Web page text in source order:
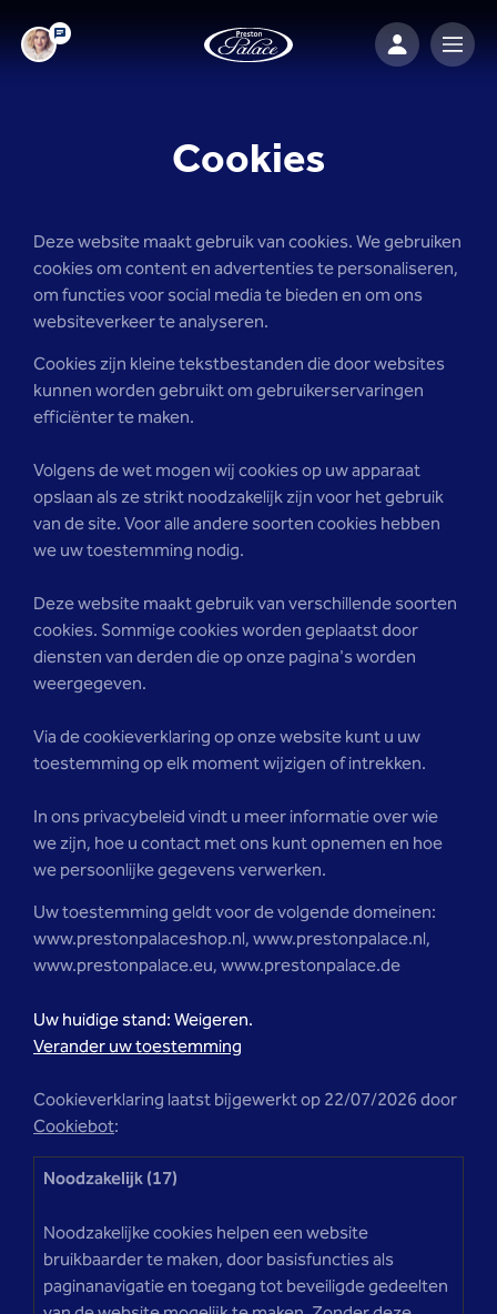
Cookies
Deze website maakt gebruik van cookies. We gebruiken
cookies om content en advertenties te personaliseren,
om functies voor social media te bieden en om ons
websiteverkeer te analyseren.
Cookies zijn kleine tekstbestanden die door websites
kunnen worden gebruikt om gebruikerservaringen
efficiënter te maken.
Volgens de wet mogen wij cookies op uw apparaat
opslaan als ze strikt noodzakelijk zijn voor het gebruik
van de site. Voor alle andere soorten cookies hebben
we uw toestemming nodig.
Deze website maakt gebruik van verschillende soorten
cookies. Sommige cookies worden geplaatst door
diensten van derden die op onze pagina's worden
weergegeven.
Via de cookieverklaring op onze website kunt u uw
toestemming op elk moment wijzigen of intrekken.
In ons privacybeleid vindt u meer informatie over wie
we zijn, hoe u contact met ons kunt opnemen en hoe
we persoonlijke gegevens verwerken.
Uw toestemming geldt voor de volgende domeinen:
www.prestonpalaceshop.nl, www.prestonpalace.nl,
www.prestonpalace.eu, www.prestonpalace.de
Uw huidige stand: Weigeren.
Verander uw toestemming
Cookieverklaring laatst bijgewerkt op 22/07/2026 door
Cookiebot:
Noodzakelijk (17)
Noodzakelijke cookies helpen een website
bruikbaarder te maken, door basisfuncties als
paginanavigatie en toegang tot beveiligde gedeelten